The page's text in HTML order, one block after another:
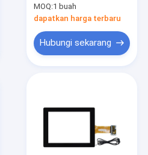
MOQ:1 buah
dapatkan harga terbaru
Hubungi sekarang